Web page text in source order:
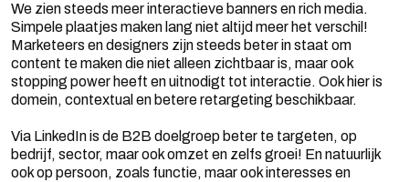
We zien steeds meer interactieve banners en rich media.
Simpele plaatjes maken lang niet altijd meer het verschil!
Marketeers en designers zijn steeds beter in staat om
content te maken die niet alleen zichtbaar is, maar ook
stopping power heeft en uitnodigt tot interactie. Ook hier is
domein, contextual en betere retargeting beschikbaar.
Via LinkedIn is de B2B doelgroep beter te targeten, op
bedrijf, sector, maar ook omzet en zelfs groei! En natuurlijk
ook op persoon, zoals functie, maar ook interesses en